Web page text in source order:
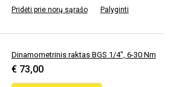
Pridėti prie norų sąrašo Palyginti
Dinamometrinis raktas BGS 1/4", 6-30 Nm
€ 73,00